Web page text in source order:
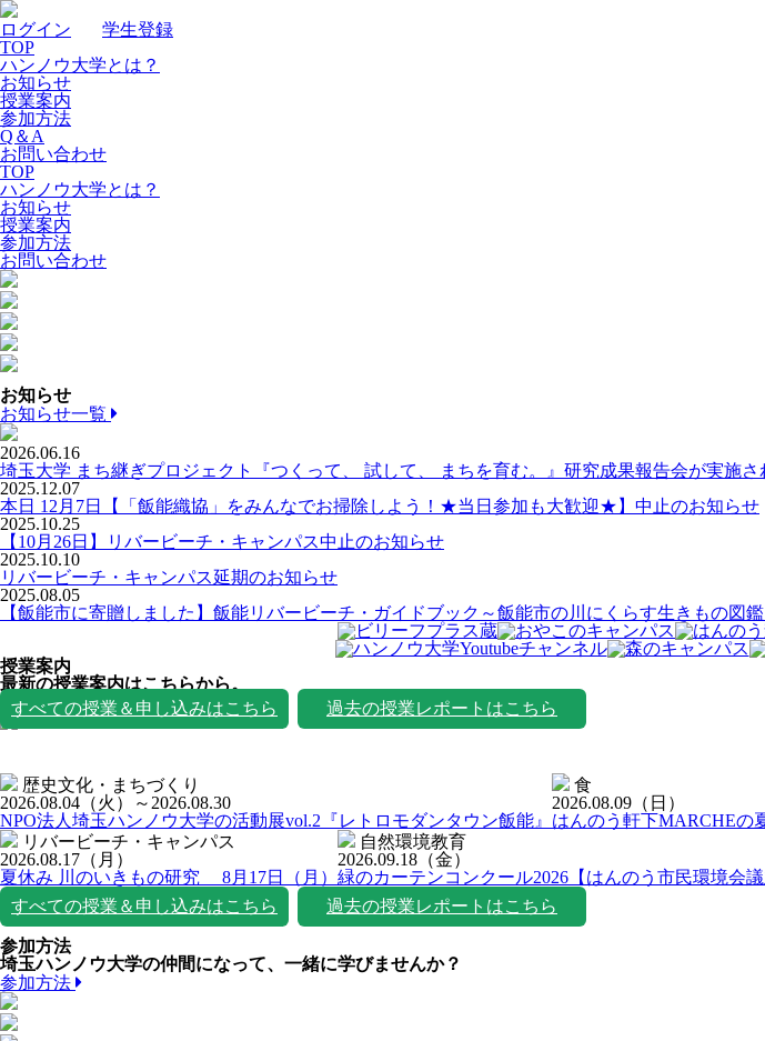
ログイン
学生登録
TOP
ハンノウ大学とは？
お知らせ
授業案内
参加方法
Q＆A
お問い合わせ
TOP
ハンノウ大学とは？
お知らせ
授業案内
参加方法
お問い合わせ
お知らせ
お知らせ一覧
2026.06.16
埼玉大学 まち継ぎプロジェクト『つくって、 試して、 まちを育む。』研究成果報告会が実施さ
2025.12.07
本日 12月7日【「飯能織協」をみんなでお掃除しよう！★当日参加も大歓迎★】中止のお知らせ
2025.10.25
【10月26日】リバービーチ・キャンパス中止のお知らせ
2025.10.10
リバービーチ・キャンパス延期のお知らせ
2025.08.05
【飯能市に寄贈しました】飯能リバービーチ・ガイドブック～飯能市の川にくらす生きもの図鑑
授業案内
最新の授業案内はこちらから。
授業一覧
すべての授業＆申し込みはこちら 過去の授業レポートはこちら
歴史文化・まちづくり
2026.08.04 （火）
～2026.08.30
NPO法人埼玉ハンノウ大学の活動展vol.2『レトロモダンタウン飯能』
食
2026.08.09 （日）
はんのう軒下MARCHEの
リバービーチ・キャンパス
2026.08.17 （月）
夏休み 川のいきもの研究 8月17日（月）
自然環境教育
2026.09.18 （金）
緑のカーテンコンクール2026【はんのう市民環境会議
すべての授業＆申し込みはこちら
過去の授業レポートはこちら
参加方法
埼玉ハンノウ大学の仲間になって、一緒に学びませんか？
参加方法